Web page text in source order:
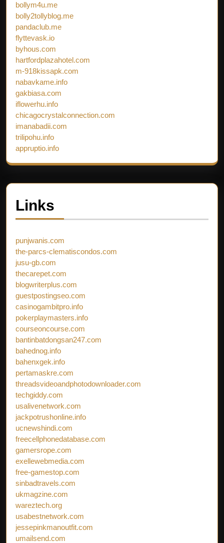
bollym4u.me
bolly2tollyblog.me
pandaclub.me
flyttevask.io
byhous.com
hartfordplazahotel.com
m-918kissapk.com
nabavkame.info
gakbiasa.com
iflowerhu.info
chicagocrystalconnection.com
imanabadii.com
trilipohu.info
appruptio.info
Links
punjwanis.com
the-parcs-clematiscondos.com
jusu-gb.com
thecarepet.com
blogwriterplus.com
guestpostingseo.com
casinogambitpro.info
pokerplaymasters.info
courseoncourse.com
bantinbatdongsan247.com
bahednog.info
bahenxgek.info
pertamaskre.com
threadsvideoandphotodownloader.com
techgiddy.com
usalivenetwork.com
jackpotrushonline.info
ucnewshindi.com
freecellphonedatabase.com
gamersrope.com
exellewebmedia.com
free-gamestop.com
sinbadtravels.com
ukmagzine.com
wareztech.org
usabestnetwork.com
jessepinkmanoutfit.com
umailsend.com